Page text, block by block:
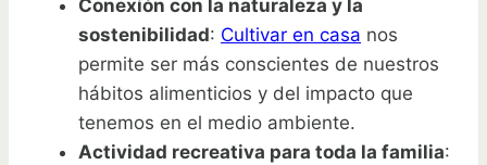
Conexión con la naturaleza y la
sostenibilidad: Cultivar en casa nos
permite ser más conscientes de nuestros
hábitos alimenticios y del impacto que
tenemos en el medio ambiente.
Actividad recreativa para toda la familia: